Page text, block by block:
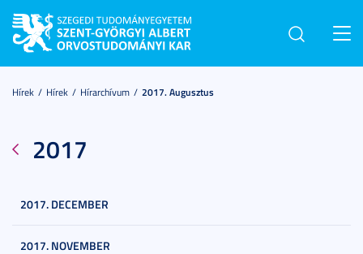
Hírek Hírek Hírarchívum 2017. Augusztus
2017
2017. DECEMBER
2017. NOVEMBER